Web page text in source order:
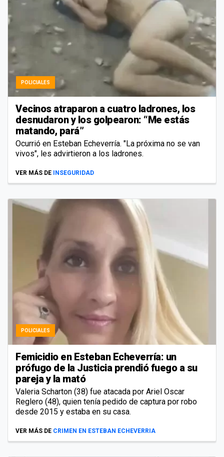
POLICIALES
Vecinos atraparon a cuatro ladrones, los
desnudaron y los golpearon: “Me estás
matando, pará”
Ocurrió en Esteban Echeverría. "La próxima no se van
vivos", les advirtieron a los ladrones.
VER MÁS DE INSEGURIDAD
POLICIALES
Femicidio en Esteban Echeverría: un
prófugo de la Justicia prendió fuego a su
pareja y la mató
Valeria Scharton (38) fue atacada por Ariel Oscar
Reglero (48), quien tenía pedido de captura por robo
desde 2015 y estaba en su casa.
VER MÁS DE CRIMEN EN ESTEBAN ECHEVERRIA